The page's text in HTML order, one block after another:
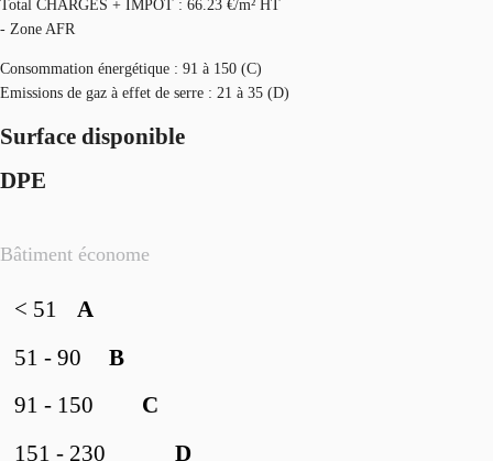
Total CHARGES + IMPOT : 66.23 €/m² HT
- Zone AFR
Consommation énergétique : 91 à 150 (C)
Emissions de gaz à effet de serre : 21 à 35 (D)
Surface disponible
DPE
Bâtiment économe
A
< 51
B
51 - 90
C
91 - 150
D
151 - 230